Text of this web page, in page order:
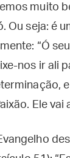
muito
Ou seja: é
“Ó
nos ir ali
Ele vai